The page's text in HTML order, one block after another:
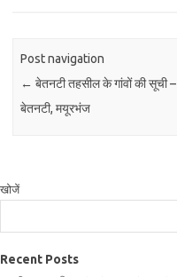
Post navigation
← बेतनटी तहसील के गांवों की सूची –
बेतनटी, मयूरभंज
खोजें
Recent Posts